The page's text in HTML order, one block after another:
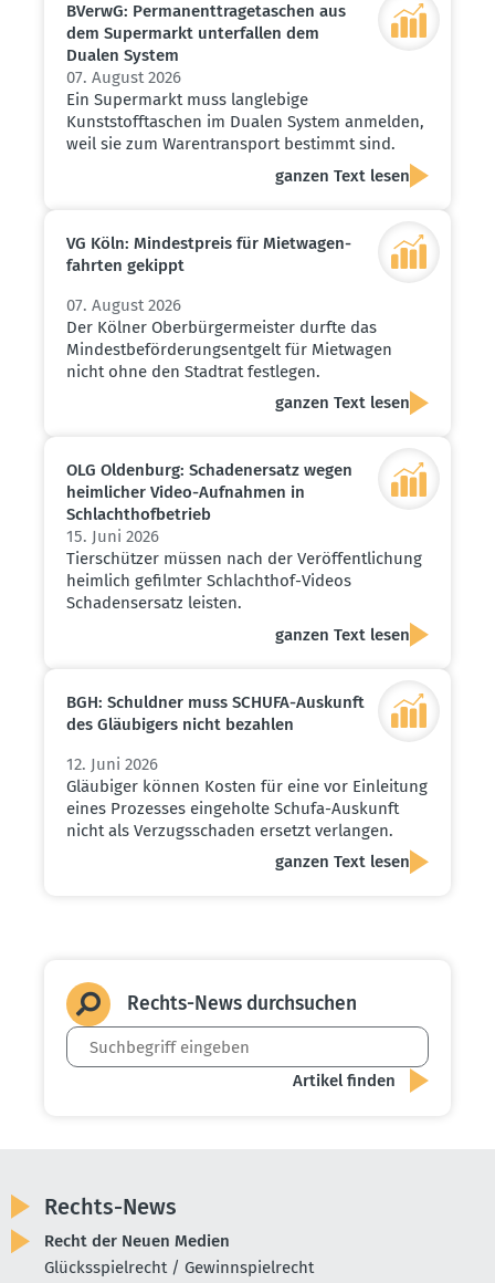
BVerwG: Perma­nent­tra­ge­ta­schen aus
dem Super­markt unter­fallen dem
Dualen System
07. August 2026
Ein Supermarkt muss langlebige
Kunststofftaschen im Dualen System anmelden,
weil sie zum Warentransport bestimmt sind.
ganzen Text lesen
VG Köln: Mindest­preis für Mietwa­gen­
fahrten gekippt
07. August 2026
Der Kölner Oberbürgermeister durfte das
Mindestbeförderungsentgelt für Mietwagen
nicht ohne den Stadtrat festlegen.
ganzen Text lesen
OLG Oldenburg: Schaden­ersatz wegen
heimlicher Video-Aufnahmen in
Schlacht­hof­be­trieb
15. Juni 2026
Tierschützer müssen nach der Veröffentlichung
heimlich gefilmter Schlachthof-Videos
Schadensersatz leisten.
ganzen Text lesen
BGH: Schuldner muss SCHUFA-Auskunft
des Gläubigers nicht bezahlen
12. Juni 2026
Gläubiger können Kosten für eine vor Einleitung
eines Prozesses eingeholte Schufa-Auskunft
nicht als Verzugsschaden ersetzt verlangen.
ganzen Text lesen
Rechts-News durch­suchen
Rechts-News
Recht der Neuen Medien
Glücksspielrecht / Gewinnspielrecht